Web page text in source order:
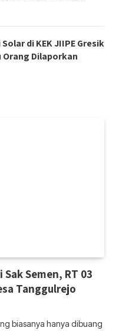
di KEK JIIPE Gresik
Orang Dilaporkan
Semen, RT 03
Tanggulrejo
biasanya hanya dibuang